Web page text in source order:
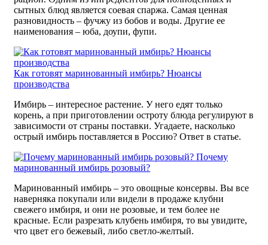
сытных блюд является соевая спаржа. Самая ценная
разновидность – фучжу из бобов и воды. Другие ее
наименования – юба, доупи, фупи.
Как готовят маринованный имбирь? Нюансы
производства
Имбирь – интересное растение. У него едят только
корень, а при приготовлении остроту блюда регулируют в
зависимости от страны поставки. Угадаете, насколько
острый имбирь поставляется в Россию? Ответ в статье.
Почему
маринованный имбирь розовый?
Маринованный имбирь – это овощные консервы. Вы все
наверняка покупали или видели в продаже клубни
свежего имбиря, и они не розовые, и тем более не
красные. Если разрезать клубень имбиря, то вы увидите,
что цвет его бежевый, либо светло-желтый.